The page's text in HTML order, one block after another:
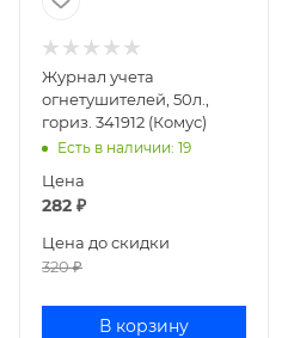
Журнал учета
огнетушителей, 50л.,
гориз. 341912 (Комус)
Есть в наличии: 19
Цена
282 ₽
Цена до скидки
320₽
В корзину